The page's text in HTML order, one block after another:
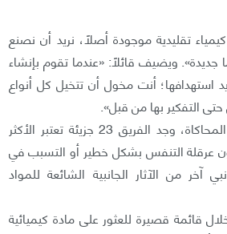
تقليدية موجودة أصلًا، نريد أن نصنع
جديدة». ويضيف قائلًا: «عندما تقوم بإنشاء
استهدافها؛ أنت مخول أن تتخيل كل أنواع
التفكير بها من قبل».
بعد انتهاء الحاسوب من المحاكاة، وجد الفريق 23 جزيئة تعتبر الأكثر
عرقلة التنفس بشكل خطير أو التسبب في
آخر من الآثار الجانبية الشائعة للمواد
قائمة قصيرة للعثور على مادة كيميائية